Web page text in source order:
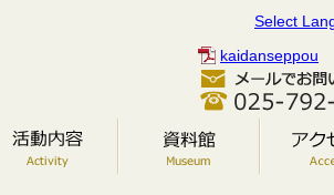
kaidanseppou
Select